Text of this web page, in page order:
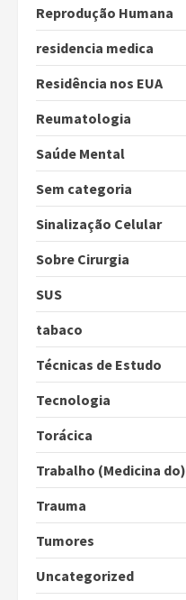
Reprodução Humana
residencia medica
Residência nos EUA
Reumatologia
Saúde Mental
Sem categoria
Sinalização Celular
Sobre Cirurgia
SUS
tabaco
Técnicas de Estudo
Tecnologia
Torácica
Trabalho (Medicina do)
Trauma
Tumores
Uncategorized